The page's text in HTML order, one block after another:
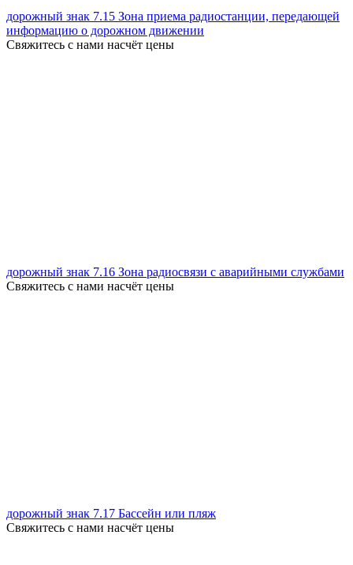
дорожный знак 7.15 Зона приема радиостанции, передающей
информацию о дорожном движении
Свяжитесь с нами насчёт цены
дорожный знак 7.16 Зона радиосвязи с аварийными службами
Свяжитесь с нами насчёт цены
дорожный знак 7.17 Бассейн или пляж
Свяжитесь с нами насчёт цены